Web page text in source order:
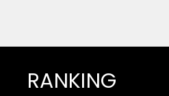
RANKING